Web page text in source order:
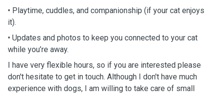
• Playtime, cuddles, and companionship (if your cat enjoys
it).
• Updates and photos to keep you connected to your cat
while you’re away.
I have very flexible hours, so if you are interested please
don't hesitate to get in touch. Although I don't have much
experience with dogs, I am willing to take care of small